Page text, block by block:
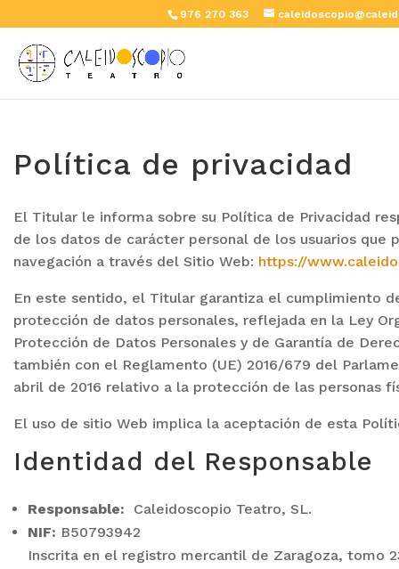
976 270 363
Política de privacidad
El Titular le informa sobre su Política de Privacidad
de los datos de carácter personal de los usuarios que
navegación a través del Sitio Web: https://
En este sentido, el Titular garantiza el cumplimiento
protección de datos personales, reflejada en la Ley
Protección de Datos Personales y de Garantía de
también con el Reglamento (UE) 2016/679 del
abril de 2016 relativo a la protección de las personas
El uso de sitio Web implica la aceptación de esta
Identidad del Responsable
Responsable: Caleidoscopio Teatro, SL.
NIF: B50793942
Inscrita en el registro mercantil de Zaragoza, tomo